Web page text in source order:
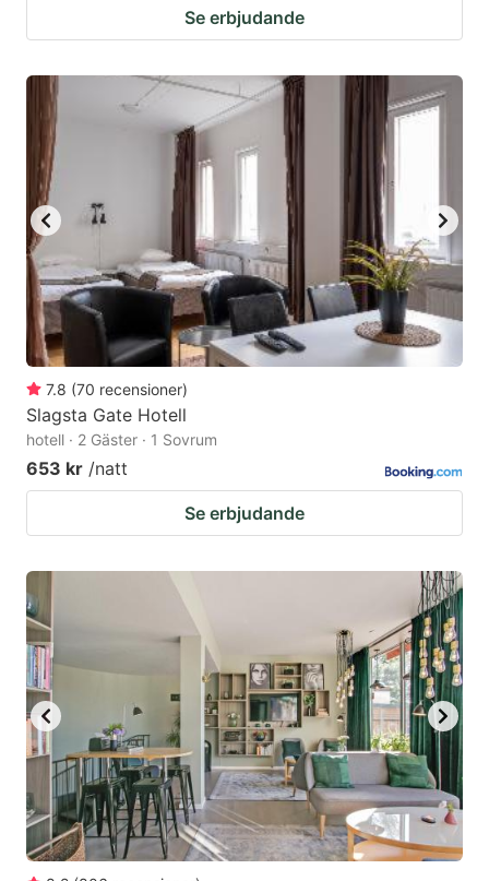
Se erbjudande
7.8 (70 recensioner)
Slagsta Gate Hotell
hotell · 2 Gäster · 1 Sovrum
653 kr /natt
Se erbjudande